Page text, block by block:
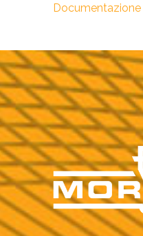
Documentazione